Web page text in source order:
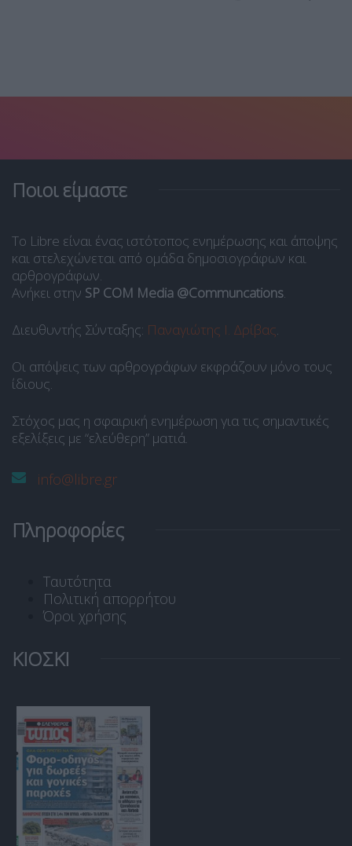
Ποιοι είμαστε
Το Libre είναι ένας ιστότοπος ενημέρωσης και άποψης
και στελεχώνεται από ομάδα δημοσιογράφων και
αρθρογράφων.
Ανήκει στην SP COM Media @Communcations
Διευθυντής Σύνταξης: Παναγιώτης Ι. Δρίβας
Οι απόψεις των αρθρογράφων εκφράζουν μόνο τους
ίδιους.
Στόχος μας η σφαιρική ενημέρωση για τις σημαντικές
εξελίξεις με “ελεύθερη” ματιά.
info@libre.gr
Πληροφορίες
Ταυτότητα
Πολιτική απορρήτου
Όροι χρήσης
ΚΙΟΣΚΙ